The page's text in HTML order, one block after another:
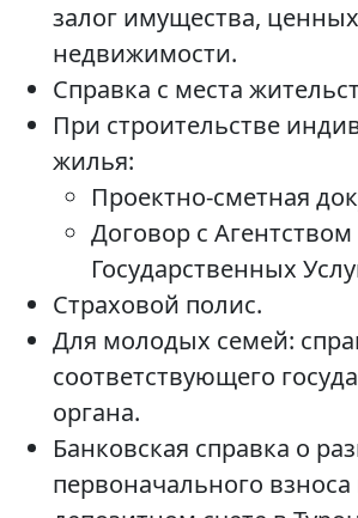
залог имущества,
недвижимости.
Справка с места
При строительстве
жилья:
Проектно-сметная
Договор с Агентством
Государственных
Страховой полис.
Для молодых семей:
соответствующего
органа.
Банковская справка о
первоначального взноса